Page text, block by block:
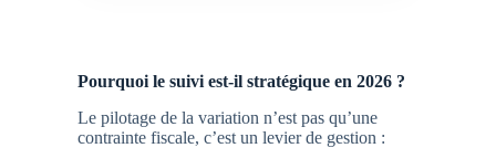
Pourquoi le suivi est-il stratégique en 2026 ?
Le pilotage de la variation n’est pas qu’une
contrainte fiscale, c’est un levier de gestion :